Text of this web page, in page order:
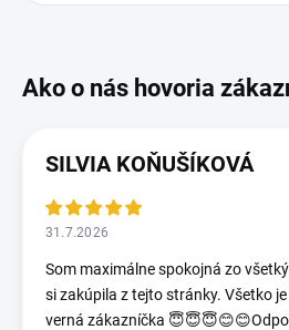
SILVIA KOŇUŠÍKOVÁ
31.7.2026
Som maximálne spokojná zo
si zakúpila z tejto stránky. Všetko
verná zákazníčka